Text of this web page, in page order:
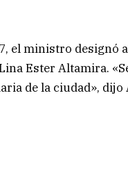
el ministro designó
Ester Altamira.
de la ciudad», dijo